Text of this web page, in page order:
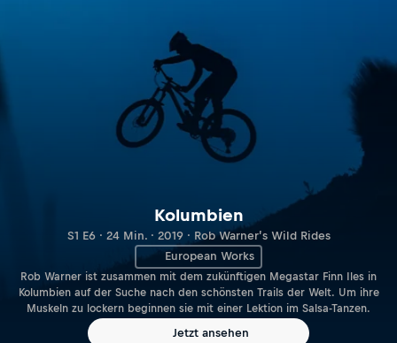
Kolumbien
S1 E6 · 24 Min. · 2019 · Rob Warner’s Wild Rides
European Works
Rob Warner ist zusammen mit dem zukünftigen Megastar Finn Iles in
Kolumbien auf der Suche nach den schönsten Trails der Welt. Um ihre
Muskeln zu lockern beginnen sie mit einer Lektion im Salsa-Tanzen.
Jetzt ansehen